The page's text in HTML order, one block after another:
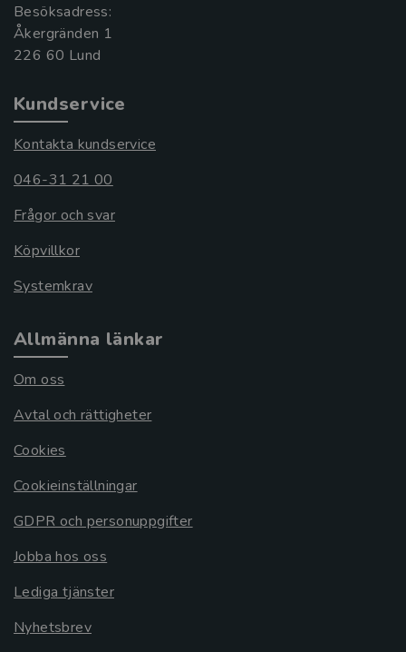
Besöksadress:
Åkergränden 1
Kundservice
Kontakta kundservice
046-31 21 00
Frågor och svar
Köpvillkor
Systemkrav
Allmänna länkar
Om oss
Avtal och rättigheter
Cookies
Cookieinställningar
GDPR och personuppgifter
Jobba hos oss
Lediga tjänster
Nyhetsbrev